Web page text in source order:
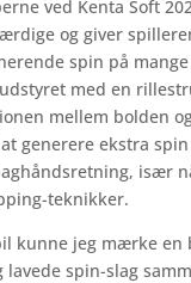
ved Kenta Soft
og giver
spin på
med en
mellem bolden
generere ekstra
især
teknikker.
kunne jeg mærke en
lavede spin-slag